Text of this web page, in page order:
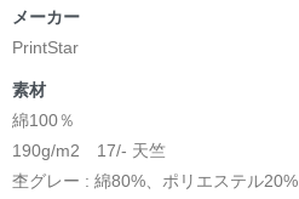
メーカー
PrintStar
素材
綿100％
190g/m2 17/- 天竺
杢グレー : 綿80%、ポリエステル20%